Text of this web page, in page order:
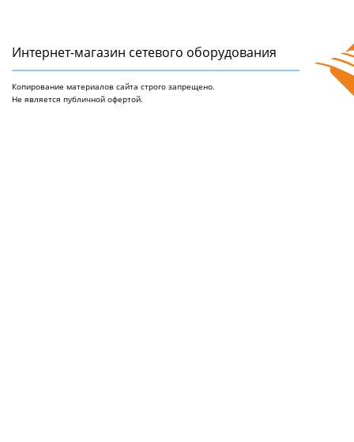
Интернет-магазин сетeвого оборудования
Копирование материалов сайта строго запрещено.
Не является публичной офертой.